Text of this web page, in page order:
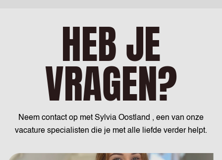
HEB JE
VRAGEN?
Neem contact op met Sylvia Oostland , een van onze
vacature specialisten die je met alle liefde verder helpt.